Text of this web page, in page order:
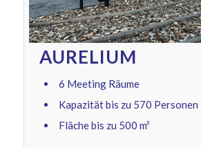
AURELIUM
6 Meeting Räume
Kapazität bis zu 570 Personen
Fläche bis zu 500 m²